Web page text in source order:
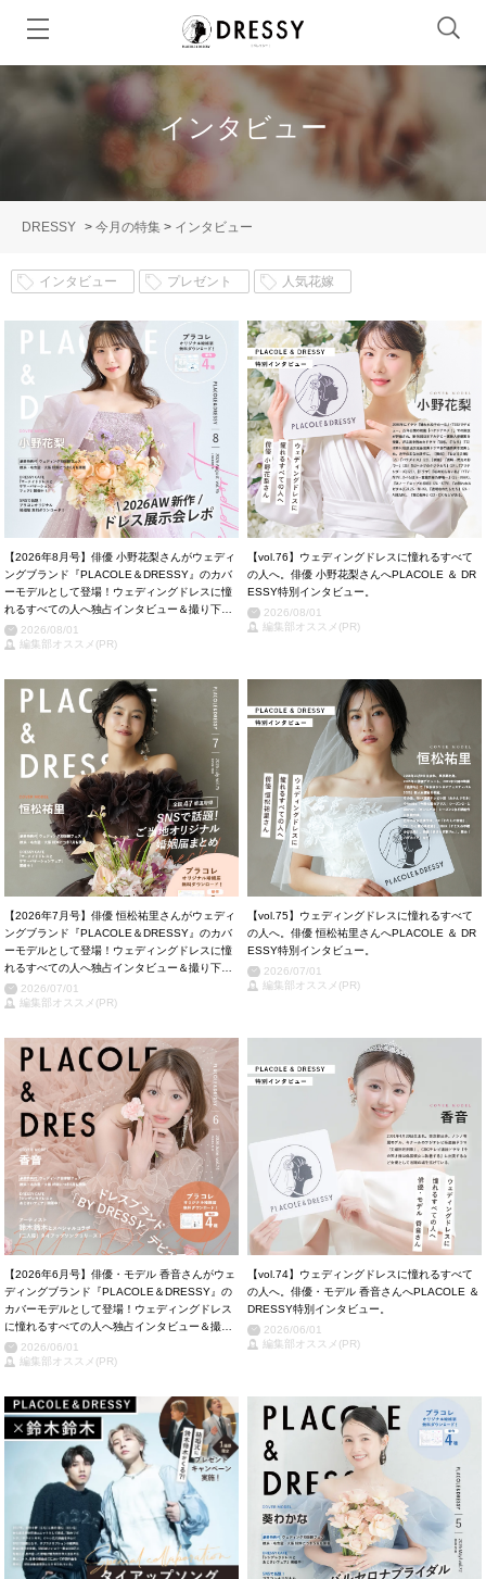
インタビュー
DRESSY > 今月の特集 > インタビュー
インタビュー プレゼント 人気花嫁
【2026年8月号】俳優 小野花梨さんがウェディ
ングブランド『PLACOLE＆DRESSY』のカバ
ーモデルとして登場！ウェディングドレスに憧
れるすべての人へ独占インタビュー＆撮り下ろ
しカット掲載！
2026/08/01
編集部オススメ(PR)
【vol.76】ウェディングドレスに憧れるすべて
の人へ。俳優 小野花梨さんへPLACOLE ＆ DR
ESSY特別インタビュー。
2026/08/01
編集部オススメ(PR)
【2026年7月号】俳優 恒松祐里さんがウェディ
ングブランド『PLACOLE＆DRESSY』のカバ
ーモデルとして登場！ウェディングドレスに憧
れるすべての人へ独占インタビュー＆撮り下ろ
しカット掲載！
2026/07/01
編集部オススメ(PR)
【vol.75】ウェディングドレスに憧れるすべて
の人へ。俳優 恒松祐里さんへPLACOLE ＆ DR
ESSY特別インタビュー。
2026/07/01
編集部オススメ(PR)
【2026年6月号】俳優・モデル 香音さんがウェ
ディングブランド『PLACOLE＆DRESSY』の
カバーモデルとして登場！ウェディングドレス
に憧れるすべての人へ独占インタビュー＆撮り
下ろしカット掲載！
2026/06/01
編集部オススメ(PR)
【vol.74】ウェディングドレスに憧れるすべて
の人へ。俳優・モデル 香音さんへPLACOLE ＆
DRESSY特別インタビュー。
2026/06/01
編集部オススメ(PR)